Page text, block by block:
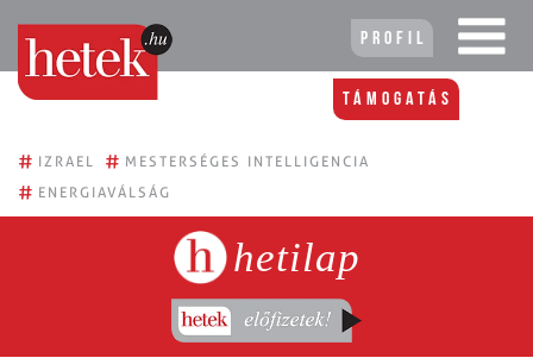
Profil
Támogatás
# IZRAEL # MESTERSÉGES INTELLIGENCIA
# ENERGIAVÁLSÁG
hetilap